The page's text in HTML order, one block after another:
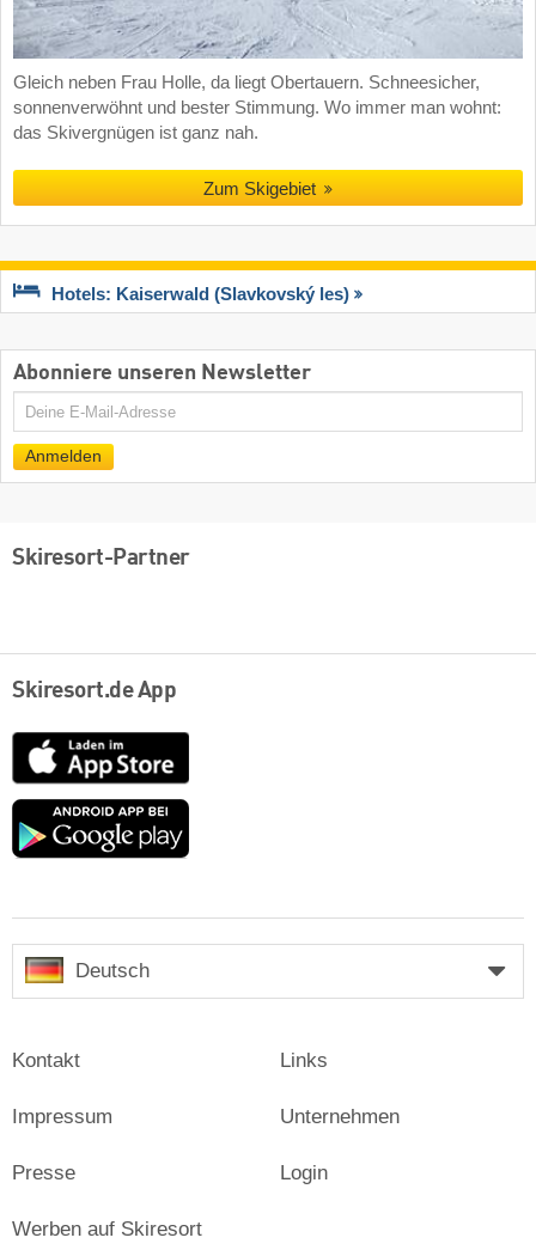
Gleich neben Frau Holle, da liegt Obertauern. Schneesicher,
sonnenverwöhnt und bester Stimmung. Wo immer man wohnt:
das Skivergnügen ist ganz nah.
Zum Skigebiet
Hotels: Kaiserwald (Slavkovský les)
Abonniere unseren Newsletter
E-
Mail
Anmelden
Skiresort-Partner
Skiresort.de App
App
Store
Google
Deutsch
Kontakt
Impressum
Presse
Links
Unternehmen
Login
Werben auf Skiresort